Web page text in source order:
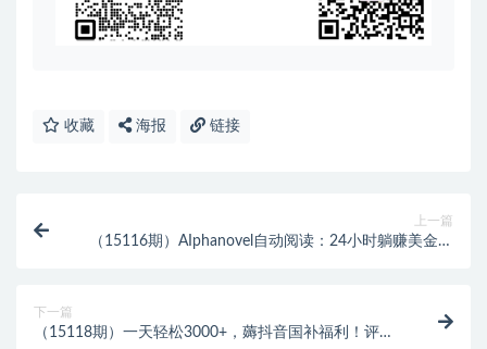
收藏 海报 链接
上一篇
（15116期）AIphanovel自动阅读：24小时躺赚美金攻
下一篇
（15118期）一天轻松3000+，薅抖音国补福利！评论